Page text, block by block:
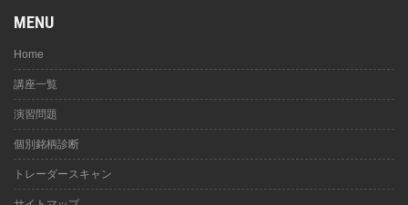
MENU
Home
講座一覧
演習問題
個別銘柄診断
トレーダースキャン